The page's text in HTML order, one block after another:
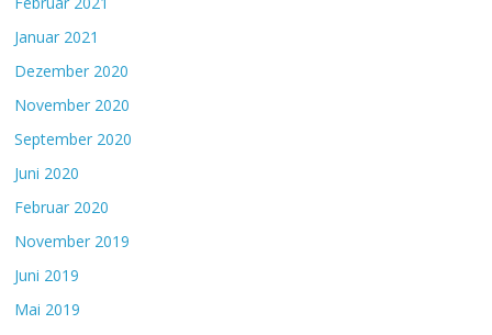
Januar 2021
Dezember 2020
November 2020
September 2020
Juni 2020
Februar 2020
November 2019
Juni 2019
Mai 2019